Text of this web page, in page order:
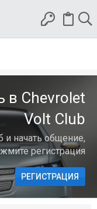
в Chevrolet
Volt Club
и начать общение,
регистрация
РЕГИСТРАЦИЯ